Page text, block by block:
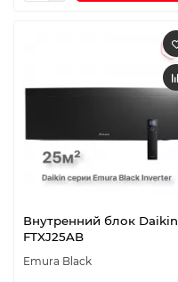
Внутренний блок Daikin
FTXJ25AB
Emura Black